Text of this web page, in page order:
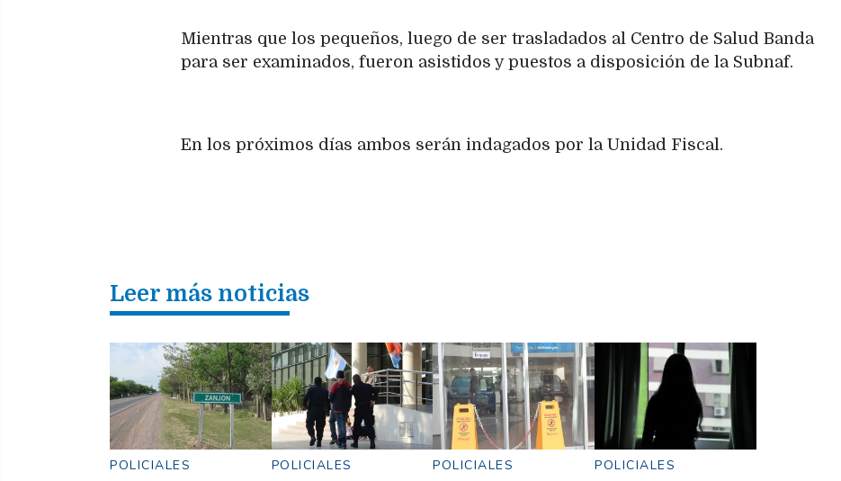
Mientras que los pequeños, luego de ser trasladados al Centro de Salud Banda
para ser examinados, fueron asistidos y puestos a disposición de la Subnaf.
En los próximos días ambos serán indagados por la Unidad Fiscal.
Leer más noticias
POLICIALES POLICIALES POLICIALES POLICIALES